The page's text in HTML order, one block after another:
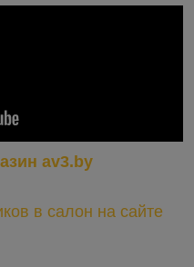
av3.by
в салон на сайте